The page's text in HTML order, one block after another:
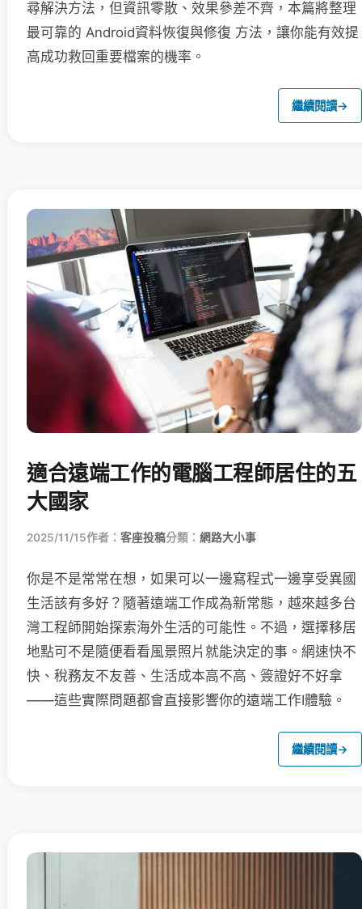
尋解決方法，但資訊零散、效果參差不齊，本篇將整理
最可靠的 Android資料恢復與修復 方法，讓你能有效提
高成功救回重要檔案的機率。
繼續閱讀→
適合遠端工作的電腦工程師居住的五
大國家
2025/11/15作者： 客座投稿分類： 網路大小事
你是不是常常在想，如果可以一邊寫程式一邊享受異國
生活該有多好？隨著遠端工作成為新常態，越來越多台
灣工程師開始探索海外生活的可能性。不過，選擇移居
地點可不是隨便看看風景照片就能決定的事。網速快不
快、稅務友不友善、生活成本高不高、簽證好不好拿
——這些實際問題都會直接影響你的遠端工作I體驗。
繼續閱讀→